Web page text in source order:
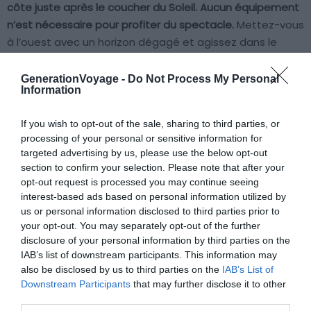
GenerationVoyage - Do Not Process My Personal
Information
If you wish to opt-out of the sale, sharing to third parties, or
processing of your personal or sensitive information for
targeted advertising by us, please use the below opt-out
section to confirm your selection. Please note that after your
opt-out request is processed you may continue seeing
interest-based ads based on personal information utilized by
us or personal information disclosed to third parties prior to
your opt-out. You may separately opt-out of the further
disclosure of your personal information by third parties on the
IAB’s list of downstream participants. This information may
also be disclosed by us to third parties on the IAB’s List of
Downstream Participants that may further disclose it to other
côte juste après le coucher du Soleil. Aucun équipement
n’est nécessaire pour profiter du spectacle. Mettez-vous
à l’ouest avec un horizon dégagé et agissez dans le
l’un des sujets les plus accessibles pour la photo de
paysage nocturne.
Le 17 juin, le croissant lunaire s’insère entre Vénus et
Jupiter. Cen tableau à trois est à observer dès le
crépuscule. Vous pouvez le photographier facilement
avec un simple smartphone stabilisé. Le 19 juin, la Lune
occulte Régulus. Elle passe devant l’étoile principale du
Lion, un phénomène visible depuis la France aux jumelles
et au télescope. Le solstice d’été le 21 juin signe la nuit la
plus courte de l’année. Mais la nouvelle Lune du 15 juin
offre la meilleure fenêtre ciel profond avant que les nuits
rallongent.